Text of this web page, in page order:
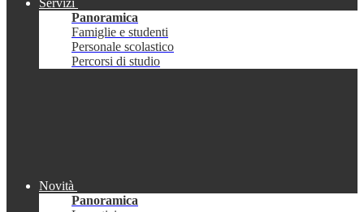
Servizi
Panoramica
Famiglie e studenti
Personale scolastico
Percorsi di studio
Novità
Panoramica